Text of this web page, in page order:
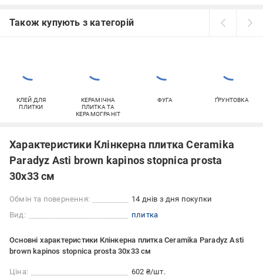
Також купують з категорій
КЛЕЙ ДЛЯ
ПЛИТКИ
КЕРАМІЧНА
ПЛИТКА ТА
КЕРАМОГРАНІТ
ФУГА ҐРУНТОВКА
Характеристики Клінкерна плитка Ceramika
Paradyz Asti brown kapinos stopnica prosta
30x33 см
Обмін та повернення:
14 днів з дня покупки
Вид:
плитка
Основні характеристики Клінкерна плитка Ceramika Paradyz Asti
brown kapinos stopnica prosta 30x33 см
Ціна: 602 ₴/шт.